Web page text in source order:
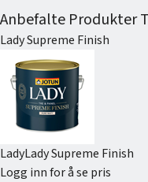
Anbefalte Produkter
Lady Supreme Finish
LadyLady Supreme Finish
Logg inn for å se pris